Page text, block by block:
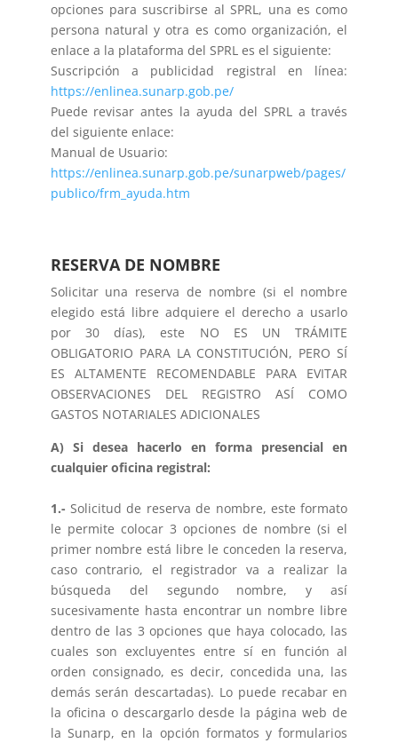
opciones para suscribirse al SPRL, una es como
persona natural y otra es como organización, el
enlace a la plataforma del SPRL es el siguiente:
Suscripción a publicidad registral en línea:
https://enlinea.sunarp.gob.pe/
Puede revisar antes la ayuda del SPRL a través
del siguiente enlace:
Manual de Usuario:
https://enlinea.sunarp.gob.pe/sunarpweb/pages/
publico/frm_ayuda.htm
RESERVA DE NOMBRE
Solicitar una reserva de nombre (si el nombre
elegido está libre adquiere el derecho a usarlo
por 30 días), este NO ES UN TRÁMITE
OBLIGATORIO PARA LA CONSTITUCIÓN, PERO SÍ
ES ALTAMENTE RECOMENDABLE PARA EVITAR
OBSERVACIONES DEL REGISTRO ASÍ COMO
GASTOS NOTARIALES ADICIONALES
A) Si desea hacerlo en forma presencial en
cualquier oficina registral:
1.- Solicitud de reserva de nombre, este formato
le permite colocar 3 opciones de nombre (si el
primer nombre está libre le conceden la reserva,
caso contrario, el registrador va a realizar la
búsqueda del segundo nombre, y así
sucesivamente hasta encontrar un nombre libre
dentro de las 3 opciones que haya colocado, las
cuales son excluyentes entre sí en función al
orden consignado, es decir, concedida una, las
demás serán descartadas). Lo puede recabar en
la oficina o descargarlo desde la página web de
la Sunarp, en la opción formatos y formularios